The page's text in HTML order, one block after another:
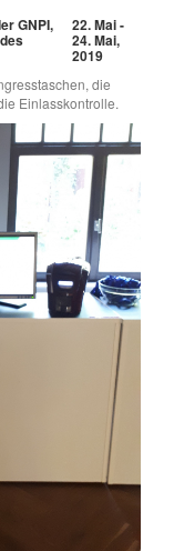
GNPI, 22. Mai -
24. Mai,
2019
die
Einlasskontrolle.